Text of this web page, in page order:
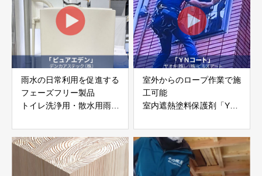
雨水の日常利用を促進する
フェーズフリー製品
トイレ洗浄用・散水用雨水
「ピュアエデン」デンカア
ステック株式会社
室外からのロープ作業で施
工可能
室内遮熱塗料保護剤「YN
ヤオキ(株)／(株)ビルズア
ート